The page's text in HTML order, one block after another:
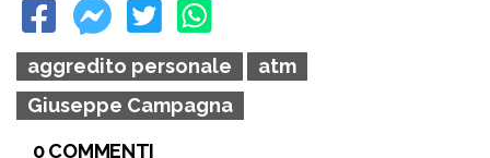
aggredito personale
atm
Giuseppe Campagna
0 COMMENTI